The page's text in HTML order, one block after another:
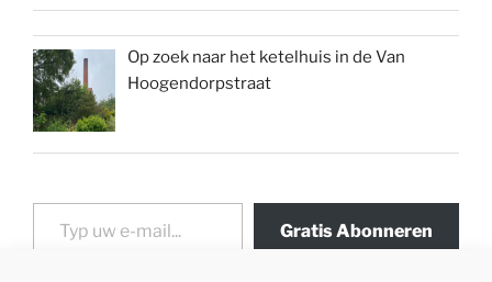
Op zoek naar het ketelhuis in de Van
Hoogendorpstraat
Typ uw e-mail...
Gratis Abonneren